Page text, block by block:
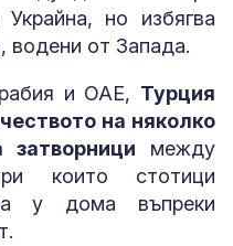
но избягва
водени от Запада.
и ОАЕ, Турция
на няколко
между
които стотици
у дома въпреки